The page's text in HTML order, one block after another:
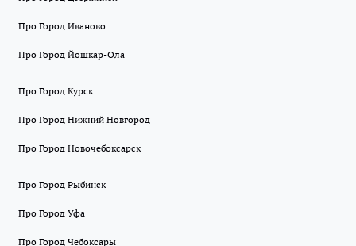
Про Город Иваново
Про Город Йошкар-Ола
Про Город Курск
Про Город Нижний Новгород
Про Город Новочебоксарск
Про Город Рыбинск
Про Город Уфа
Про Город Чебоксары